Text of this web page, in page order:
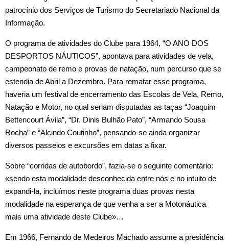
patrocínio dos Serviços de Turismo do Secretariado Nacional da
Informação.
O programa de atividades do Clube para 1964, “O ANO DOS
DESPORTOS NÁUTICOS”, apontava para atividades de vela,
campeonato de remo e provas de natação, num percurso que se
estendia de Abril a Dezembro. Para rematar esse programa,
haveria um festival de encerramento das Escolas de Vela, Remo,
Natação e Motor, no qual seriam disputadas as taças “Joaquim
Bettencourt Ávila”, “Dr. Dinis Bulhão Pato”, “Armando Sousa
Rocha” e “Alcindo Coutinho”, pensando‑se ainda organizar
diversos passeios e excursões em datas a fixar.
Sobre “corridas de autobordo”, fazia‑se o seguinte comentário:
«sendo esta modalidade desconhecida entre nós e no intuito de
expandi-la, incluímos neste programa duas provas nesta
modalidade na esperança de que venha a ser a Motonáutica
mais uma atividade deste Clube»…
Em 1966, Fernando de Medeiros Machado assume a presidência